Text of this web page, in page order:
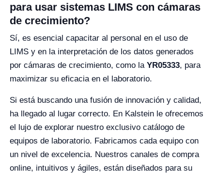
para usar sistemas LIMS con cámaras
de crecimiento?
Sí, es esencial capacitar al personal en el uso de
LIMS y en la interpretación de los datos generados
por cámaras de crecimiento, como la YR05333, para
maximizar su eficacia en el laboratorio.
Si está buscando una fusión de innovación y calidad,
ha llegado al lugar correcto. En Kalstein le ofrecemos
el lujo de explorar nuestro exclusivo catálogo de
equipos de laboratorio. Fabricamos cada equipo con
un nivel de excelencia. Nuestros canales de compra
online, intuitivos y ágiles, están diseñados para su